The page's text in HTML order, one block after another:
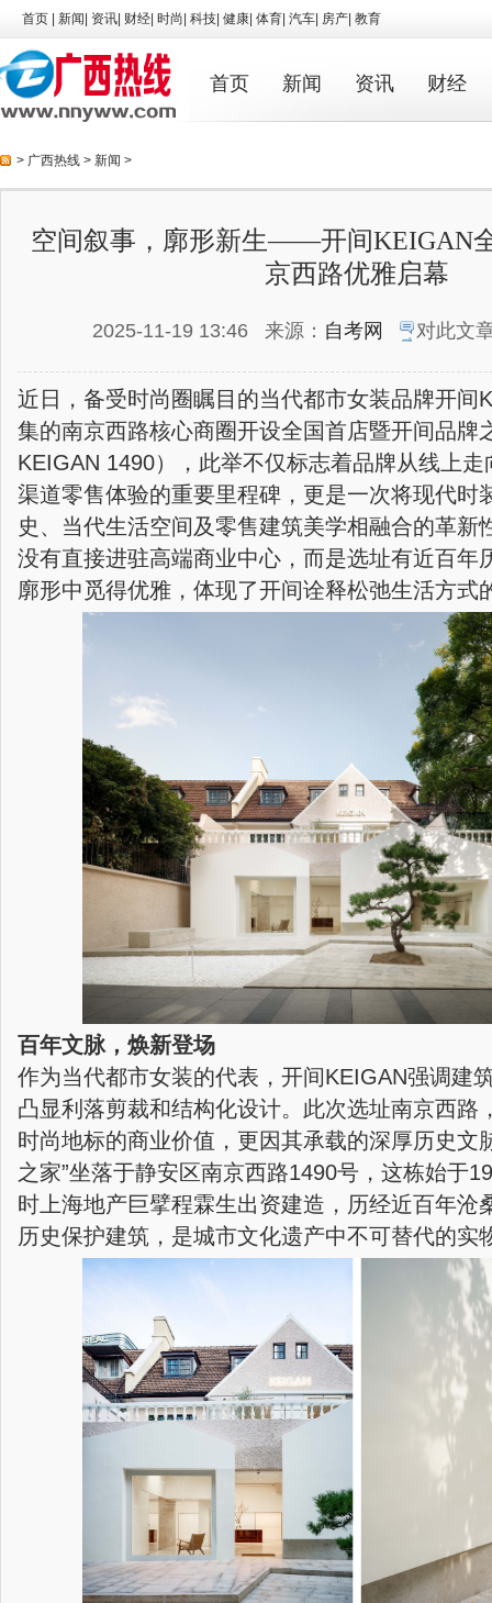
首页 新闻 资讯 财经 时尚 科技 健康 体育 汽车 房产 教育
首页 新闻 资讯 财经
> 广西热线 > 新闻 >
空间叙事，廓形新生——开间KEIGAN
京西路优雅启幕
2025-11-19 13:46 来源： 自考网 对此文
近日，备受时尚圈瞩目的当代都市女装品牌开间
集的南京西路核心商圈开设全国首店暨开间品牌
KEIGAN 1490），此举不仅标志着品牌从线上
渠道零售体验的重要里程碑，更是一次将现代时
史、当代生活空间及零售建筑美学相融合的革新
没有直接进驻高端商业中心，而是选址有近百年
廓形中觅得优雅，体现了开间诠释松弛生活方式
百年文脉，焕新登场
作为当代都市女装的代表，开间KEIGAN强调建
凸显利落剪裁和结构化设计。此次选址南京西路
时尚地标的商业价值，更因其承载的深厚历史
之家”坐落于静安区南京西路1490号，这栋始于
时上海地产巨擘程霖生出资建造，历经近百年沧
历史保护建筑，是城市文化遗产中不可替代的实